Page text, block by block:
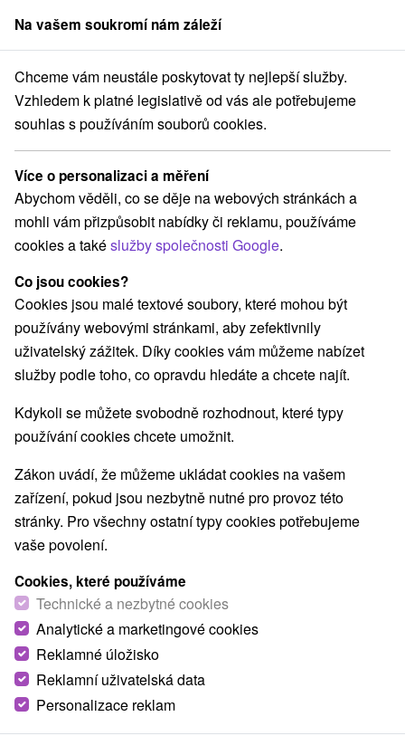
člen skupinySorger
Penzióny Východné Slovensko Košický kraj Dedinky
Penzióny Dedinky
Kategorie
Všechny kategorie
Chaty na prenájom(11)
Drevenice(1) Penzióny(2) Priváty(1)
Vyberte lokalitu nebo termín
VŠECHNY NEJLEVNĚJŠÍ NEJDRAŽŠÍ PODLE
Rezort Erika Dedinky
Na vašem soukromí nám záleží
Chceme vám neustále poskytovat ty nejlepší služby.
Vzhledem k platné legislativě od vás ale potřebujeme
souhlas s používáním souborů cookies.
Více o personalizaci a měření
Abychom věděli, co se děje na webových stránkách a
mohli vám přizpůsobit nabídky či reklamu, používáme
cookies a takéslužby společnosti Google.
Co jsou cookies?
Cookies jsou malé textové soubory, které mohou být
používány webovými stránkami, aby zefektivnily
uživatelský zážitek. Díky cookies vám můžeme nabízet
služby podle toho, co opravdu hledáte a chcete najít.
Kdykoli se můžete svobodně rozhodnout, které typy
používání cookies chcete umožnit.
Zákon uvádí, že můžeme ukládat cookies na vašem
zařízení, pokud jsou nezbytně nutné pro provoz této
stránky. Pro všechny ostatní typy cookies potřebujeme
vaše povolení.
Cookies, které používáme
Technické a nezbytné cookies
Analytické a marketingové cookies
Reklamné úložisko
Reklamní uživatelská data
Personalizace reklam